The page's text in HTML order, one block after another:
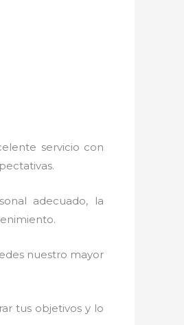
servicio con
adecuado, la
nuestro mayor
tus objetivos y lo